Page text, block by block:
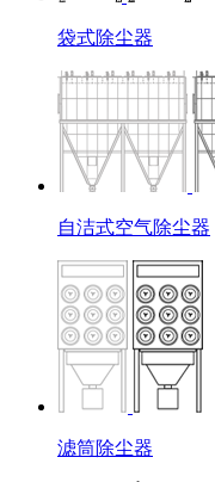
袋式除尘器
自洁式空气除尘器
滤筒除尘器